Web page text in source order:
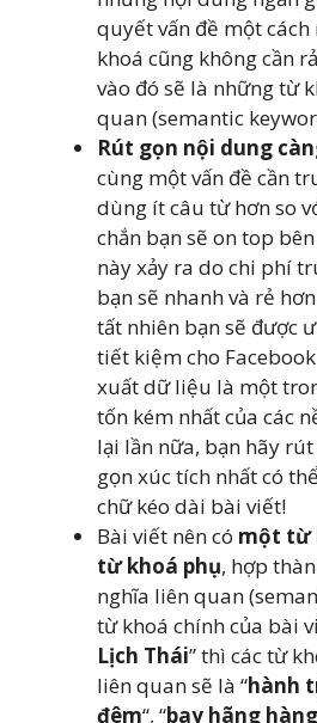
quyết vấn đề một
khoá cũng không cần
vào đó sẽ là những từ
quan (semantic
Rút gọn nội dung
cùng một vấn đề cần
dùng ít câu từ hơn so
chắn bạn sẽ on top
này xảy ra do chi phí
bạn sẽ nhanh và rẻ
tất nhiên bạn sẽ được
tiết kiệm cho
xuất dữ liệu là một
tốn kém nhất của các
lại lần nữa, bạn hãy
gọn xúc tích nhất có
chữ kéo dài bài viết!
Bài viết nên có một từ
từ khoá phụ, hợp
nghĩa liên quan
từ khoá chính của bài
Lịch Thái” thì các từ
liên quan sẽ là “hành
đêm“, “bay hãng